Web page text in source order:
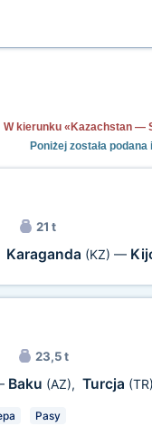
W kierunku «Kazachstan —
Poniżej została
21 t
Karaganda (KZ) —
23,5 t
Baku (AZ), Turcja
Pasy